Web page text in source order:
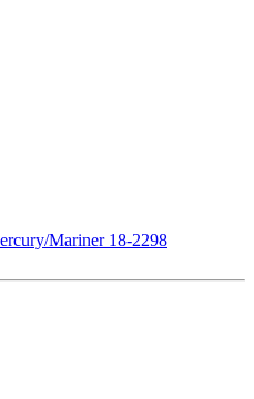
Mariner 18-2298